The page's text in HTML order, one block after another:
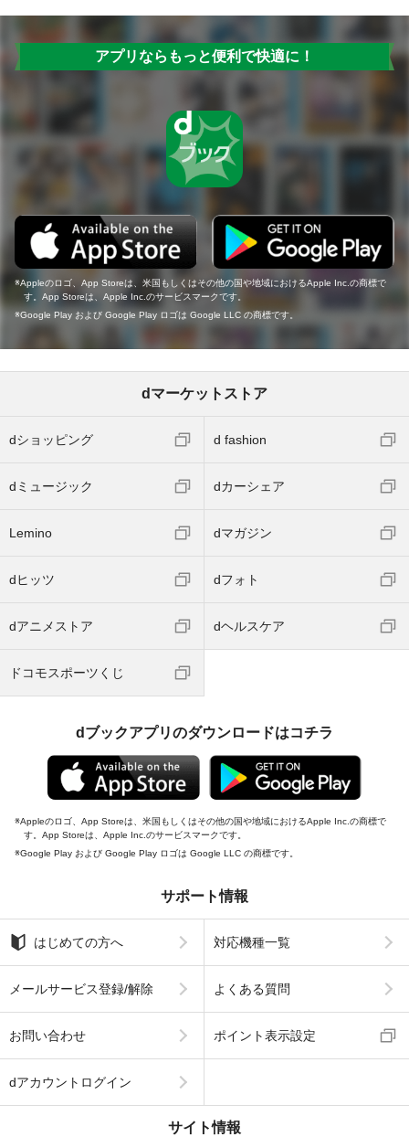
アプリならもっと便利で快適に！
Appleのロゴ、App Storeは、米国もしくはその他の国や地域におけるApple Inc.の商標で
す。App Storeは、Apple Inc.のサービスマークです。
Google Play および Google Play ロゴは Google LLC の商標です。
dマーケットストア
dショッピング d fashion
dミュージック dカーシェア
Lemino dマガジン
dヒッツ dフォト
dアニメストア dヘルスケア
ドコモスポーツくじ
dブックアプリのダウンロードはコチラ
Appleのロゴ、App Storeは、米国もしくはその他の国や地域におけるApple Inc.の商標で
す。App Storeは、Apple Inc.のサービスマークです。
Google Play および Google Play ロゴは Google LLC の商標です。
サポート情報
はじめての方へ 対応機種一覧
メールサービス登録/解除 よくある質問
お問い合わせ ポイント表示設定
dアカウントログイン
サイト情報